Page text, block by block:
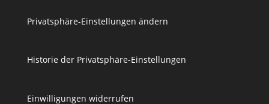
Privatsphäre-Einstellungen ändern
Historie der Privatsphäre-Einstellungen
Einwilligungen widerrufen